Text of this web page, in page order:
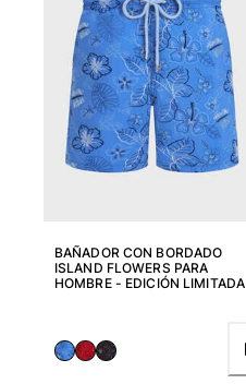
BAÑADOR CON BORDADO
ISLAND FLOWERS PARA
HOMBRE - EDICIÓN LIMITADA